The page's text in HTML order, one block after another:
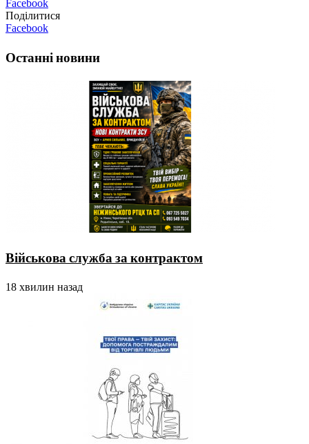
Facebook
Поділитися
Facebook
Останні новини
Військова служба за контрактом
18 хвилин назад